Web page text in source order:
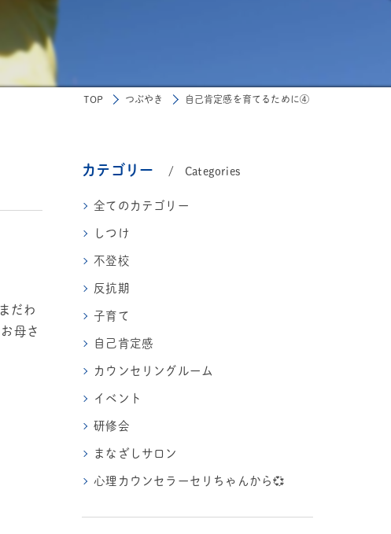
TOP つぶやき 自己肯定感を育てるために④
だわ
母さ
カテゴリー Categories
全てのカテゴリー
しつけ
不登校
反抗期
子育て
自己肯定感
カウンセリングルーム
イベント
研修会
まなざしサロン
心理カウンセラーセリちゃんから💞